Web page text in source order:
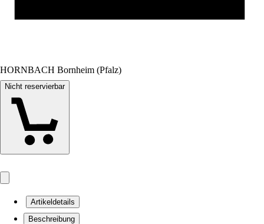
HORNBACH Bornheim (Pfalz)
Nicht reservierbar
Artikeldetails
Beschreibung